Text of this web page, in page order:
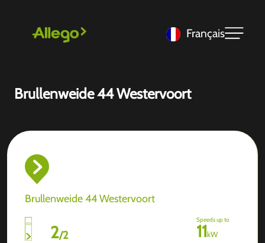
Français
Brullenweide 44 Westervoort
Brullenweide 44 Westervoort
2/2
Speeds up to
11kW